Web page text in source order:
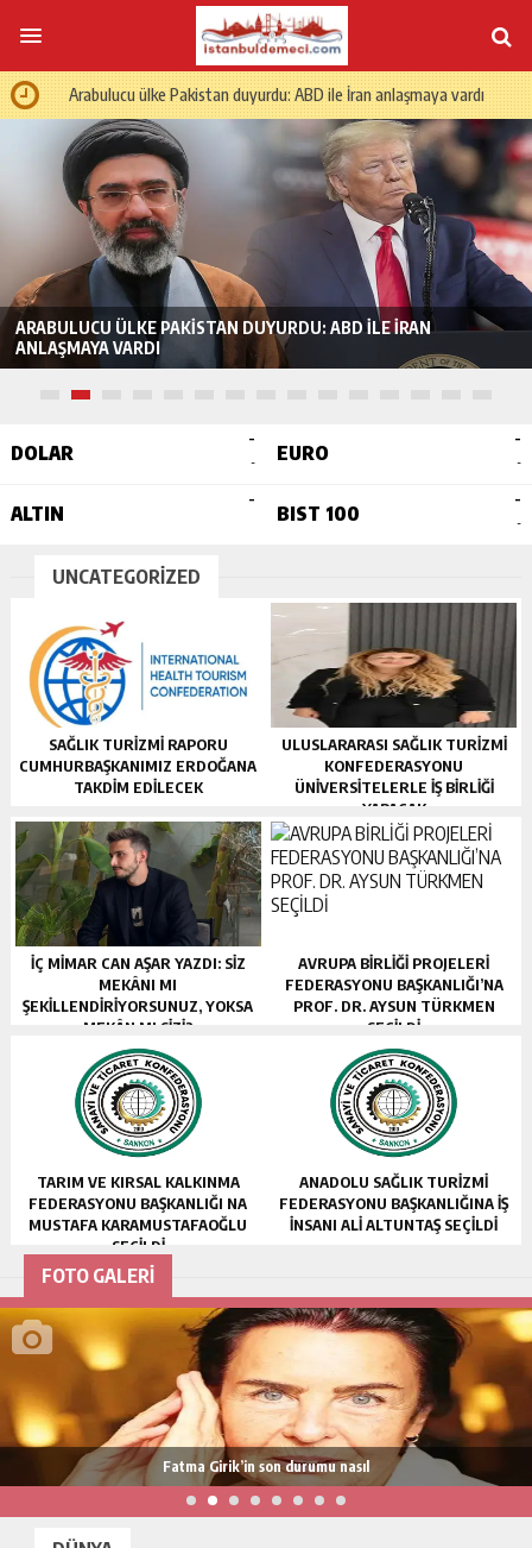
Arabulucu ülke Pakistan duyurdu: ABD ile İran anlaşmaya vardı
ARABULUCU ÜLKE PAKISTAN DUYURDU: ABD ILE İRAN
ANLAŞMAYA VARDI
DOLAR
-
- EURO
-
-
ALTIN
-
BIST 100
-
-
UNCATEGORIZED
SAĞLIK TURİZMİ RAPORU
CUMHURBAŞKANIMIZ ERDOĞANA
TAKDİM EDİLECEK
ULUSLARARASI SAĞLIK TURİZMİ
KONFEDERASYONU
ÜNİVERSİTELERLE İŞ BİRLİĞİ
YAPACAK
İÇ MIMAR CAN AŞAR YAZDI: SIZ
MEKÂNI MI
ŞEKILLENDIRIYORSUNUZ, YOKSA
MEKÂN MI SIZI?
AVRUPA BİRLİĞİ PROJELERİ
FEDERASYONU BAŞKANLIĞI’NA
PROF. DR. AYSUN TÜRKMEN
SEÇİLDİ
TARIM VE KIRSAL KALKINMA
FEDERASYONU BAŞKANLIĞI NA
MUSTAFA KARAMUSTAFAOĞLU
SEÇİLDİ
ANADOLU SAĞLIK TURİZMİ
FEDERASYONU BAŞKANLIĞINA İŞ
İNSANI ALİ ALTUNTAŞ SEÇİLDİ
FOTO GALERİ
Fatma Girik’in son durumu nasıl